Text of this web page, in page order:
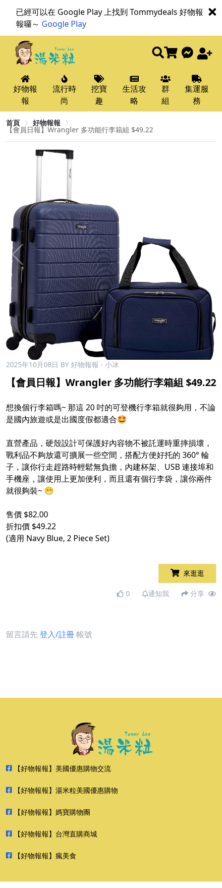
已經可以在 Google Play 上找到 Tommydeals 好物報
報囉～ Google Play
好物報
報
流行時
尚
挖寶
趣
生活攻
略
群
組
集運服
務
首頁 好物報報
【會員日報】Wrangler 多功能行李箱組 $49.22
2025年10月08日 BY 好物報報 - 小冰
【會員日報】Wrangler 多功能行李箱組 $49.22
想換個行李箱嗎~ 那這 20 吋的可登機行李箱就很夠用，不論
是國內旅遊或是出國度假都適合🤩
直營產品，硬殼設計可保護好內容物不被託運時重摔損壞，
戰利品不夠放還可擴展一些空間，搭配方便好托的 360° 輪
子，讓你行走趕路時輕鬆無負擔，內建杯架、USB 連接埠和
手機座，讓使用上更加便利，而且還有個行李袋，讓你兩件
就很夠裝~ 😁
售價 $82.00
折扣價 $49.22
(適用 Navy Blue, 2 Piece Set)
來逛逛
0 通知我 分享
留言請先登入/註冊帳號
【好物報報】美國優惠購物交流
【好物報報】湯米粒美國優惠購物
【好物報報】媽寶購物團
【好物報報】台灣直購商城
【好物報報】瘋美食